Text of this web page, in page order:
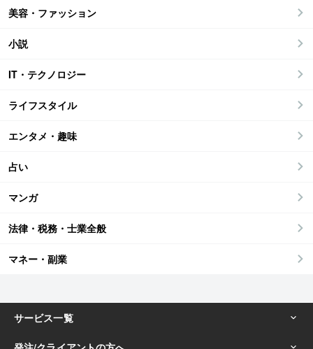
美容・ファッション
小説
IT・テクノロジー
ライフスタイル
エンタメ・趣味
占い
マンガ
法律・税務・士業全般
マネー・副業